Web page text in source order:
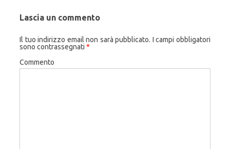
Lascia un commento
Il tuo indirizzo email non sarà pubblicato. I campi obbligatori
sono contrassegnati *
Commento